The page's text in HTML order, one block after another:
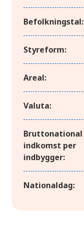
Befolkningstal:
Styreform:
Areal:
Valuta:
Bruttonational
indkomst per
indbygger:
Nationaldag: